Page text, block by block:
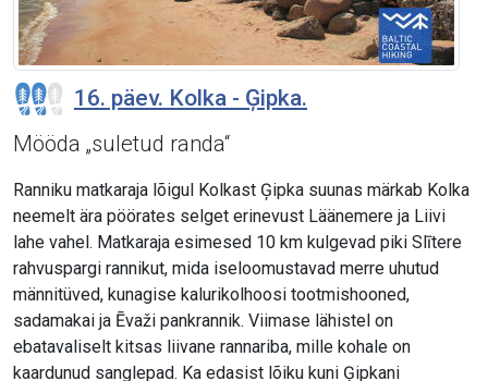
16. päev. Kolka - Ģipka.
Mööda „suletud randa“
Ranniku matkaraja lõigul Kolkast Ģipka suunas märkab Kolka
neemelt ära pöörates selget erinevust Läänemere ja Liivi
lahe vahel. Matkaraja esimesed 10 km kulgevad piki Slītere
rahvuspargi rannikut, mida iseloomustavad merre uhutud
männitüved, kunagise kalurikolhoosi tootmishooned,
sadamakai ja Ēvaži pankrannik. Viimase lähistel on
ebatavaliselt kitsas liivane rannariba, mille kohale on
kaardunud sanglepad. Ka edasist lõiku kuni Ģipkani